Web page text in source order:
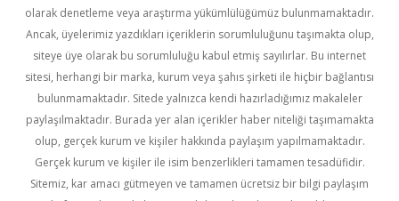
olarak denetleme veya araştırma yükümlülüğümüz bulunmamaktadır.
Ancak, üyelerimiz yazdıkları içeriklerin sorumluluğunu taşımakta olup,
siteye üye olarak bu sorumluluğu kabul etmiş sayılırlar. Bu internet
sitesi, herhangi bir marka, kurum veya şahıs şirketi ile hiçbir bağlantısı
bulunmamaktadır. Sitede yalnızca kendi hazırladığımız makaleler
paylaşılmaktadır. Burada yer alan içerikler haber niteliği taşımamakta
olup, gerçek kurum ve kişiler hakkında paylaşım yapılmamaktadır.
Gerçek kurum ve kişiler ile isim benzerlikleri tamamen tesadüfidir.
Sitemiz, kar amacı gütmeyen ve tamamen ücretsiz bir bilgi paylaşım